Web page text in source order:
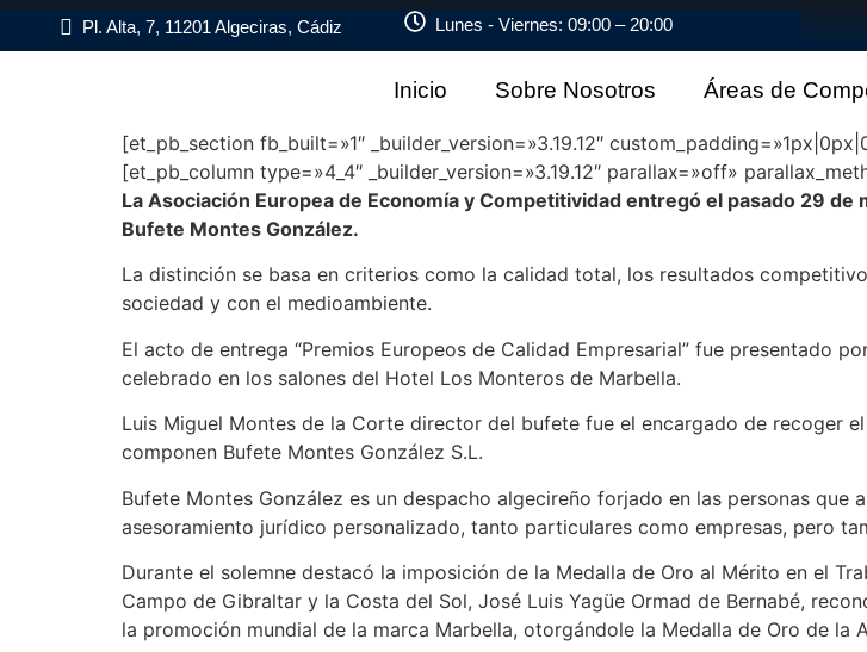
Pl. Alta, 7, 11201 Algeciras, Cádiz Lunes - Viernes: 09:00 – 20:00
Inicio Sobre Nosotros Áreas de
[et_pb_section fb_built=»1″ _builder_version=»3.19.12″
[et_pb_column type=»4_4″ _builder_version=»3.19.12″ parallax=»off»
La Asociación Europea de Economía y Competitividad entregó el pasado 29
Bufete Montes González.
La distinción se basa en criterios como la calidad total, los resultados
sociedad y con el medioambiente.
El acto de entrega “Premios Europeos de Calidad Empresarial” fue presentado
celebrado en los salones del Hotel Los Monteros de Marbella.
Luis Miguel Montes de la Corte director del bufete fue el encargado de recoger
componen Bufete Montes González S.L.
Bufete Montes González es un despacho algecireño forjado en las personas
asesoramiento jurídico personalizado, tanto particulares como empresas, pero
Durante el solemne destacó la imposición de la Medalla de Oro al Mérito en el
Campo de Gibraltar y la Costa del Sol, José Luis Yagüe Ormad de Bernabé,
la promoción mundial de la marca Marbella, otorgándole la Medalla de Oro de la